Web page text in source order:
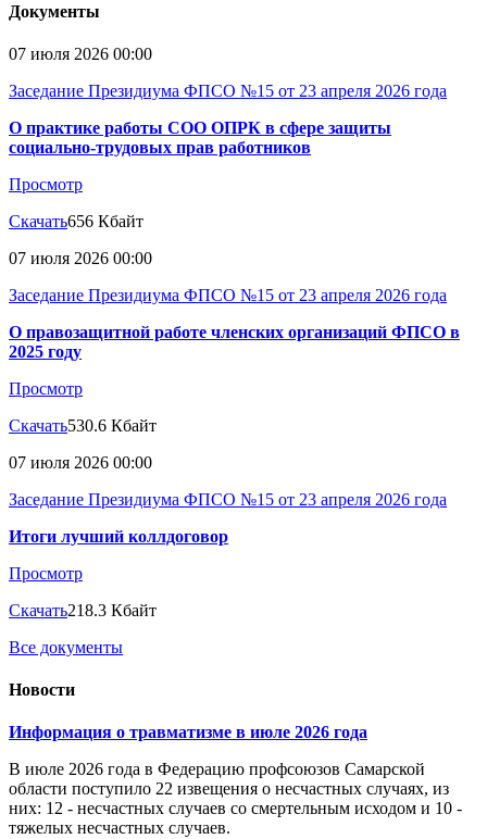
Документы
07 июля 2026 00:00
Заседание Президиума ФПСО №15 от 23 апреля 2026 года
О практике работы СОО ОПРК в сфере защиты
социально-трудовых прав работников
Просмотр
Скачать656 Кбайт
07 июля 2026 00:00
Заседание Президиума ФПСО №15 от 23 апреля 2026 года
О правозащитной работе членских организаций ФПСО в
2025 году
Просмотр
Скачать530.6 Кбайт
07 июля 2026 00:00
Заседание Президиума ФПСО №15 от 23 апреля 2026 года
Итоги лучший коллдоговор
Просмотр
Скачать218.3 Кбайт
Все документы
Новости
Информация о травматизме в июле 2026 года
В июле 2026 года в Федерацию профсоюзов Самарской
области поступило 22 извещения о несчастных случаях, из
них: 12 - несчастных случаев со смертельным исходом и 10 -
тяжелых несчастных случаев.